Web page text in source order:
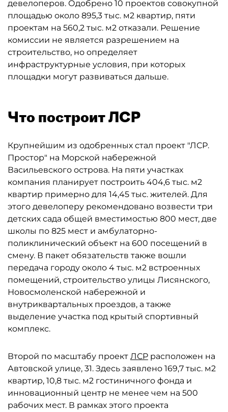
девелоперов. Одобрено 10 проектов совокупной
площадью около 895,3 тыс. м2 квартир, пяти
проектам на 560,2 тыс. м2 отказали. Решение
комиссии не является разрешением на
строительство, но определяет
инфраструктурные условия, при которых
площадки могут развиваться дальше.
Что построит ЛСР
Крупнейшим из одобренных стал проект "ЛСР.
Простор" на Морской набережной
Васильевского острова. На пяти участках
компания планирует построить 404,6 тыс. м2
квартир примерно для 14,45 тыс. жителей. Для
этого девелоперу рекомендовано возвести три
детских сада общей вместимостью 800 мест, две
школы по 825 мест и амбулаторно-
поликлинический объект на 600 посещений в
смену. В пакет обязательств также вошли
передача городу около 4 тыс. м2 встроенных
помещений, строительство улицы Лисянского,
Новосмоленской набережной и
внутриквартальных проездов, а также
выделение участка под крытый спортивный
комплекс.
Второй по масштабу проект ЛСР расположен на
Автовской улице, 31. Здесь заявлено 169,7 тыс. м2
квартир, 10,8 тыс. м2 гостиничного фонда и
инновационный центр не менее чем на 500
рабочих мест. В рамках этого проекта